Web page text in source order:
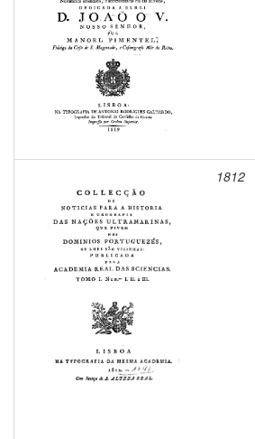
1812